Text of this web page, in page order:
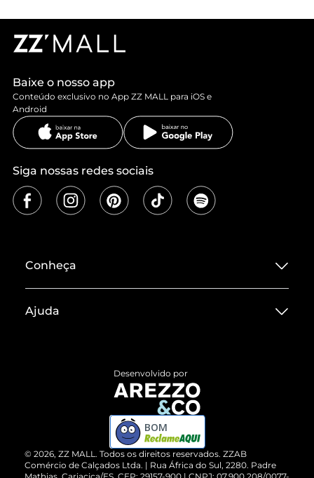
Baixe o nosso app
Conteúdo exclusivo no App ZZ MALL para iOS e
Android
Siga nossas redes sociais
Conheça
Termos de Uso
ZZ MALL é confiável
Cartão Presente
Ajuda
Devolução do Produto
Compre pelo WhatsApp
© 2026, ZZ MALL. Todos os direitos reservados. ZZAB
Comércio de Calçados Ltda. | Rua África do Sul, 2280. Padre
Desenvolvido por
BOM